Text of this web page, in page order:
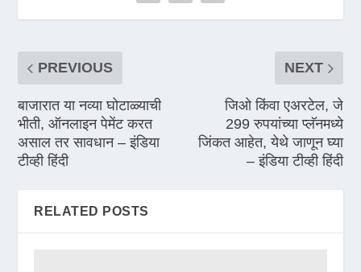
PREVIOUS
बाजारात या नव्या घोटाळ्याची
भीती, ऑनलाइन पेमेंट करत
असाल तर सावधान – इंडिया
टीव्ही हिंदी
NEXT
जिओ किंवा एअरटेल, जे
299 रुपयांच्या प्लॅनमध्ये
जिंकत आहेत, येथे जाणून घ्या
– इंडिया टीव्ही हिंदी
RELATED POSTS